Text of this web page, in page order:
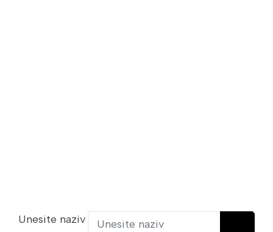
Unesite naziv